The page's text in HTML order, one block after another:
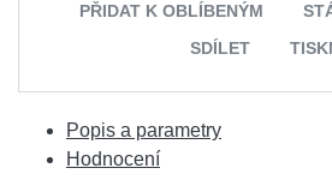
PŘIDAT K OBLÍBENÝM
SDÍLET
Popis a parametry
Hodnocení